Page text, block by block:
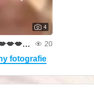
4
💋💋💋💋💋💋💋💋💋💋💋💋💋💋💋💋💋 20
fotografie